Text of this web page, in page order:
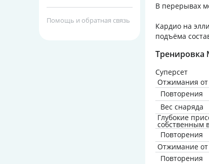
В перерывах
Кардио на
подъёма
Тренировка
Суперсет
Отжимания от
Повторения
Вес снаряда
Глубокие
собственным
Повторения
Отжимание от
Повторения
Помощь и обратная связь